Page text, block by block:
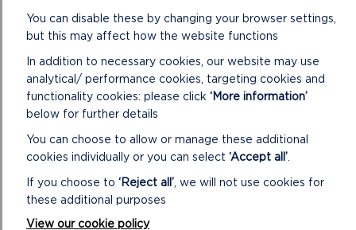
LLIF BYW
Bydd y cyfarfod yn cychwyn am 10yb ar 18/09/2024.
GWYLIWCH Y LLIF BYWON
You can disable these by changing your browser settings,
but this may affect how the website functions
In addition to necessary cookies, our website may use
analytical/ performance cookies, targeting cookies and
functionality cookies: please click ‘More information’
below for further details
You can choose to allow or manage these additional
cookies individually or you can select ‘Accept all’.
If you choose to ‘Reject all’, we will not use cookies for
these additional purposes
View our cookie policy